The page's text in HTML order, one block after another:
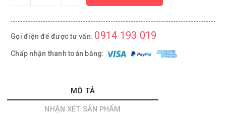
Gọi điện để được tư vấn: 0914 193 019
Chấp nhận thanh toán bằng:
MÔ TẢ
NHẬN XÉT SẢN PHẨM